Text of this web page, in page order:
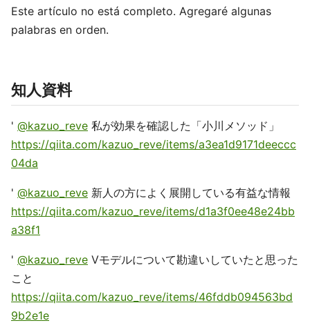
Este artículo no está completo. Agregaré algunas
palabras en orden.
知人資料
' @kazuo_reve 私が効果を確認した「小川メソッド」
https://qiita.com/kazuo_reve/items/a3ea1d9171deeccc
04da
' @kazuo_reve 新人の方によく展開している有益な情報
https://qiita.com/kazuo_reve/items/d1a3f0ee48e24bb
a38f1
' @kazuo_reve Vモデルについて勘違いしていたと思った
こと
https://qiita.com/kazuo_reve/items/46fddb094563bd
9b2e1e